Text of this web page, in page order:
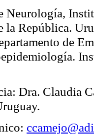
Neurología,
la República.
de
Dra. Claudia